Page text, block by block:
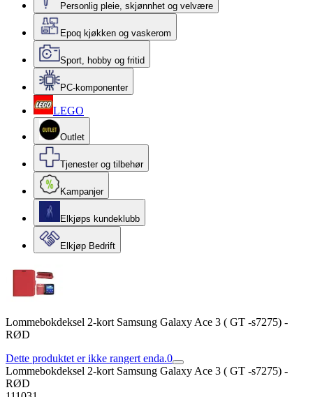
Personlig pleie, skjønnhet og velvære
Epoq kjøkken og vaskerom
Sport, hobby og fritid
PC-komponenter
LEGO
Outlet
Tjenester og tilbehør
Kampanjer
Elkjøps kundeklubb
Elkjøp Bedrift
Lommebokdeksel 2-kort Samsung Galaxy Ace 3 ( GT -s7275) -
RØD
Dette produktet er ikke rangert enda.0
Lommebokdeksel 2-kort Samsung Galaxy Ace 3 ( GT -s7275) -
RØD